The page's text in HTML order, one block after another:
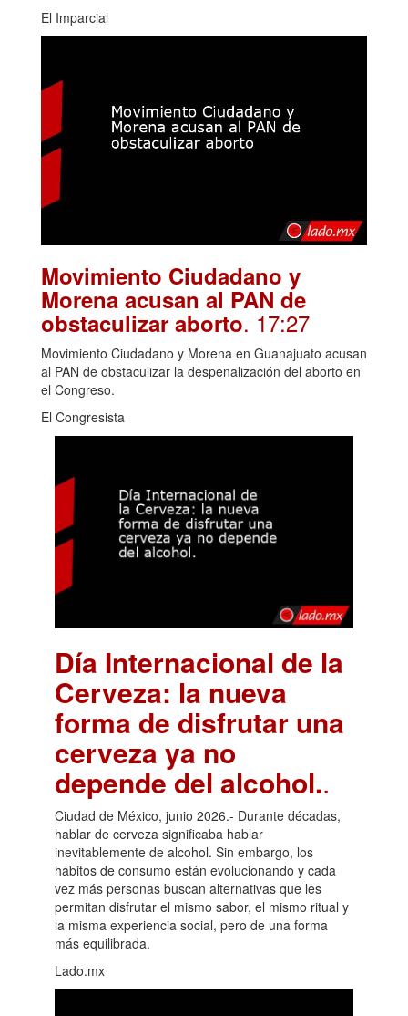
El Imparcial
Movimiento Ciudadano y
Morena acusan al PAN de
obstaculizar aborto. 17:27
Movimiento Ciudadano y Morena en Guanajuato acusan
al PAN de obstaculizar la despenalización del aborto en
el Congreso.
El Congresista
Día Internacional de la
Cerveza: la nueva
forma de disfrutar una
cerveza ya no
depende del alcohol..
Ciudad de México, junio 2026.- Durante décadas,
hablar de cerveza significaba hablar
inevitablemente de alcohol. Sin embargo, los
hábitos de consumo están evolucionando y cada
vez más personas buscan alternativas que les
permitan disfrutar el mismo sabor, el mismo ritual y
la misma experiencia social, pero de una forma
más equilibrada.
Lado.mx